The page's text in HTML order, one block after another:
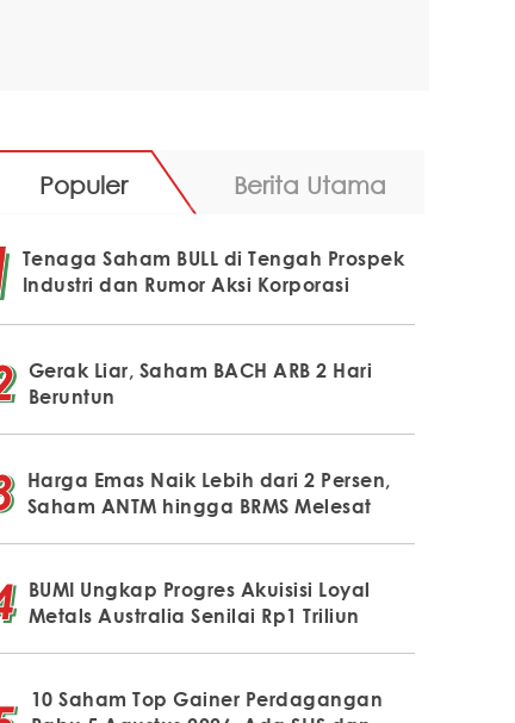
Populer Berita Utama
Tenaga Saham BULL di Tengah Prospek
Industri dan Rumor Aksi Korporasi
Gerak Liar, Saham BACH ARB 2 Hari
Beruntun
Harga Emas Naik Lebih dari 2 Persen,
Saham ANTM hingga BRMS Melesat
BUMI Ungkap Progres Akuisisi Loyal
Metals Australia Senilai Rp1 Triliun
10 Saham Top Gainer Perdagangan